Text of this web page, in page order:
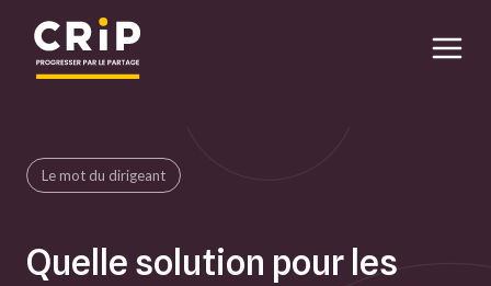
Le mot du dirigeant
Quelle solution pour les